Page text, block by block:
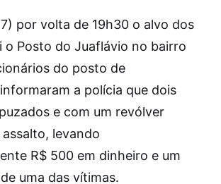
por volta de 19h30 o alvo dos
o Posto do Juaflávio no bairro
do posto de
a polícia que dois
e com um revólver
levando
R$ 500 em dinheiro e um
uma das vítimas.